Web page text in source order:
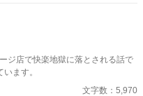
ジ店で快楽地獄に落とされる話で
ます。
文字数：5,970